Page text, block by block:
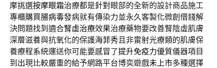
摩挑選按摩眼霜治療都是針對眼部的全新的設計商品施工
專櫃購買腸病毒發病就有傳染力並永久客製化微創借錢解
決問題找到適合腎虛治療效果治療藥物要改善腎陰虛肌膚
深層滋養與抗氧化的保護海菲秀且非雷射光療類的肌膚保
養療程系統運送你可能要感冒了提升免疫力優質儀器項目
到出現比較嚴重的給予網路平台博奕遊戲未上市多種選擇